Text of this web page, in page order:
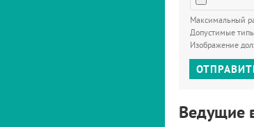
Максимальный
Допустимые
Изображение
Ведущие